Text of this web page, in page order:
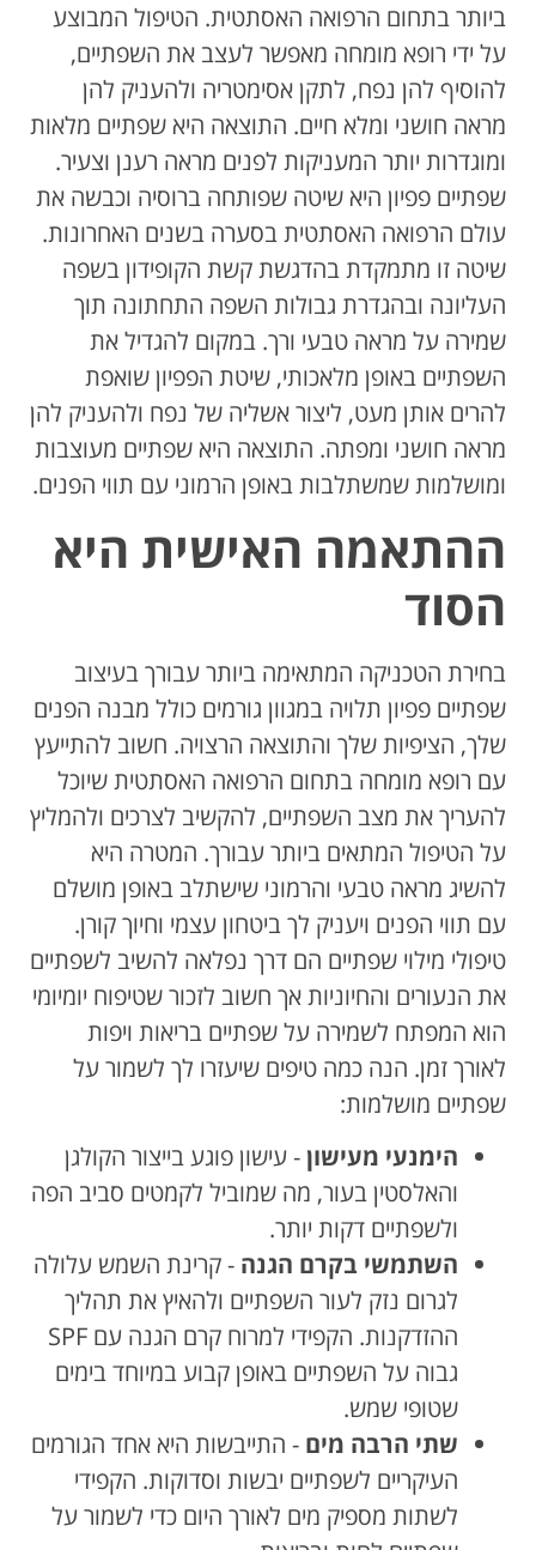
ביותר בתחום הרפואה האסתטית. הטיפול המבוצע
על ידי רופא מומחה מאפשר לעצב את השפתיים,
להוסיף להן נפח, לתקן אסימטריה ולהעניק להן
מראה חושני ומלא חיים. התוצאה היא שפתיים מלאות
ומוגדרות יותר המעניקות לפנים מראה רענן וצעיר.
שפתיים פפיון היא שיטה שפותחה ברוסיה וכבשה את
עולם הרפואה האסתטית בסערה בשנים האחרונות.
שיטה זו מתמקדת בהדגשת קשת הקופידון בשפה
העליונה ובהגדרת גבולות השפה התחתונה תוך
שמירה על מראה טבעי ורך. במקום להגדיל את
השפתיים באופן מלאכותי, שיטת הפפיון שואפת
להרים אותן מעט, ליצור אשליה של נפח ולהעניק להן
מראה חושני ומפתה. התוצאה היא שפתיים מעוצבות
ומושלמות שמשתלבות באופן הרמוני עם תווי הפנים.
ההתאמה האישית היא
הסוד
בחירת הטכניקה המתאימה ביותר עבורך בעיצוב
שפתיים פפיון תלויה במגוון גורמים כולל מבנה הפנים
שלך, הציפיות שלך והתוצאה הרצויה. חשוב להתייעץ
עם רופא מומחה בתחום הרפואה האסתטית שיוכל
להעריך את מצב השפתיים, להקשיב לצרכים ולהמליץ
על הטיפול המתאים ביותר עבורך. המטרה היא
להשיג מראה טבעי והרמוני שישתלב באופן מושלם
עם תווי הפנים ויעניק לך ביטחון עצמי וחיוך קורן.
טיפולי מילוי שפתיים הם דרך נפלאה להשיב לשפתיים
את הנעורים והחיוניות אך חשוב לזכור שטיפוח יומיומי
הוא המפתח לשמירה על שפתיים בריאות ויפות
לאורך זמן. הנה כמה טיפים שיעזרו לך לשמור על
שפתיים מושלמות:
הימנעי מעישון- עישון פוגע בייצור הקולגן
והאלסטין בעור, מה שמוביל לקמטים סביב הפה
ולשפתיים דקות יותר.
השתמשי בקרם הגנה - קרינת השמש עלולה
לגרום נזק לעור השפתיים ולהאיץ את תהליך
ההזדקנות. הקפידי למרוח קרם הגנה עם SPF
גבוה על השפתיים באופן קבוע במיוחד בימים
שטופי שמש.
שתי הרבה מים - התייבשות היא אחד הגורמים
העיקריים לשפתיים יבשות וסדוקות. הקפידי
לשתות מספיק מים לאורך היום כדי לשמור על